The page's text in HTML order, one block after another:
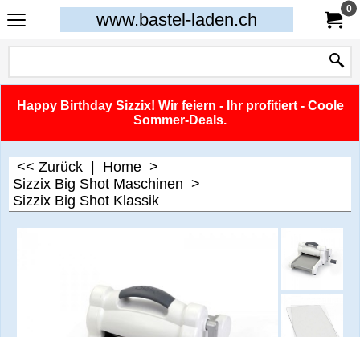
www.bastel-laden.ch
0
Happy Birthday Sizzix! Wir feiern - Ihr profitiert - Coole
Sommer-Deals.
<< Zurück Home >
Sizzix Big Shot Maschinen >
Sizzix Big Shot Klassik